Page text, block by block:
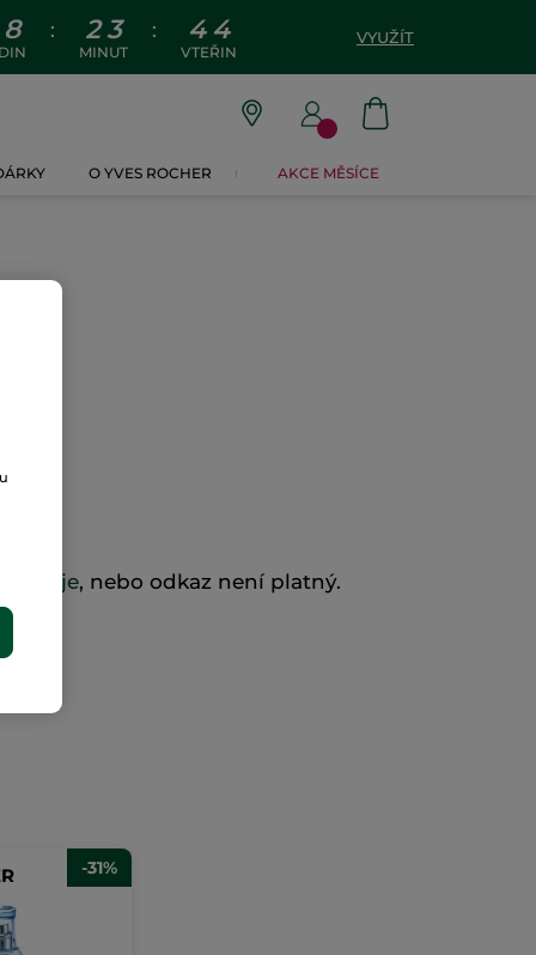
8 : 2 3
MINUT
: 4 3
VTEŘIN
VYUŽÍT
O YVES ROCHER AKCE MĚSÍCE
, nebo odkaz není platný.
-31%